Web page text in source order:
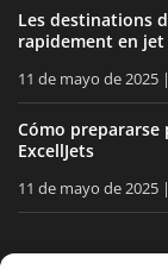
Les destinations
rapidement en
11 de mayo de 2025
Cómo
ExcellJets
11 de mayo de 2025